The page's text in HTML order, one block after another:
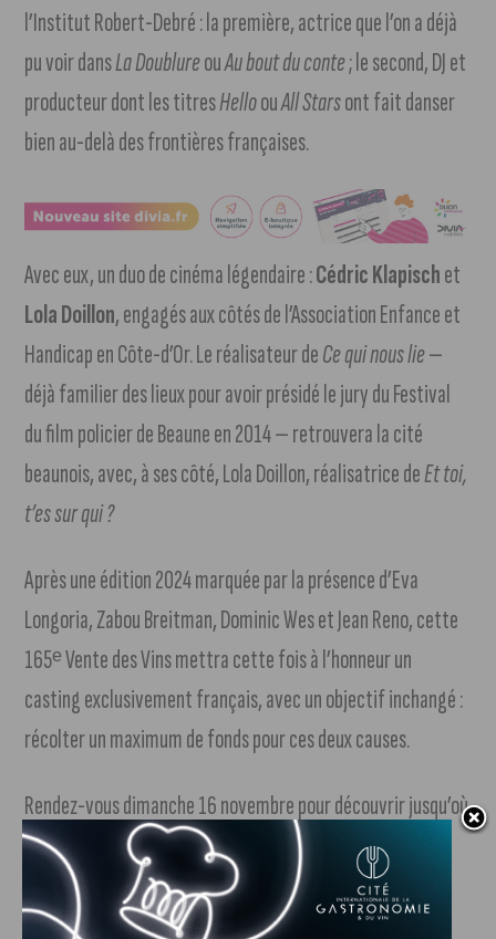
l’Institut Robert-Debré : la première, actrice que l’on a déjà
pu voir dansLa DoublureouAu bout du conte; le second, DJ et
producteur dont les titresHelloouAll Starsont fait danser
bien au-delà des frontières françaises.
Avec eux, un duo de cinéma légendaire :Cédric Klapischet
Lola Doillon, engagés aux côtés de l’Association Enfance et
Handicap en Côte-d’Or. Le réalisateur deCe qui nous lie—
déjà familier des lieux pour avoir présidé le jury du Festival
du film policier de Beaune en 2014 — retrouvera la cité
beaunois, avec, à ses côté, Lola Doillon, réalisatrice deEt toi,
t’es sur qui ?
Après une édition 2024 marquée par la présence d’Eva
Longoria, Zabou Breitman, Dominic Wes et Jean Reno, cette
165ᵉ Vente des Vins mettra cette fois à l’honneur un
casting exclusivement français, avec un objectif inchangé :
récolter un maximum de fonds pour ces deux causes.
Rendez-vous dimanche 16 novembre pour découvrir jusqu’où
les enchères s’envoleront.
J'AIME LE DFCO